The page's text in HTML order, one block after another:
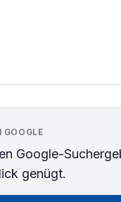
GOOGLE
Google-
genügt.